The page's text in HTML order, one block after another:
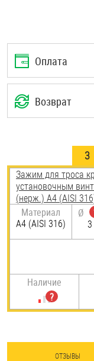
Оплата
Возврат
3
Зажим для троса
установочным
(нерж.) A4 (AISI
Материал
A4 (AISI 316)
Ø
3
Наличие
ОТЗЫВЫ